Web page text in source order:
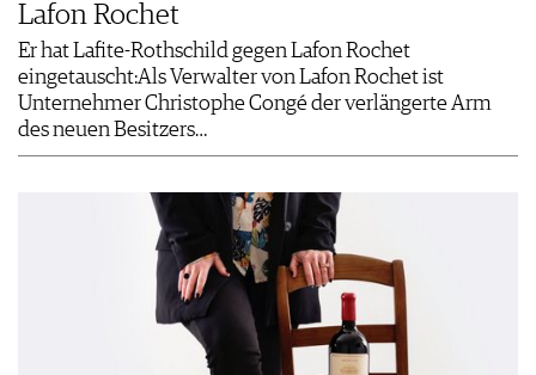
Lafon Rochet
Er hat Lafite-Rothschild gegen Lafon Rochet
eingetauscht:Als ­Verwalter von Lafon Rochet ist
Unternehmer Christophe Congé der verlängerte Arm
des neuen Besitzers…